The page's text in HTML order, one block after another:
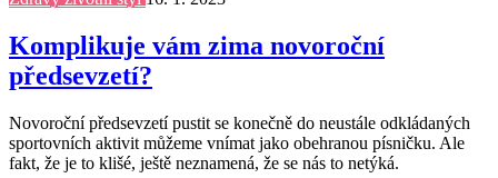
Komplikuje vám zima novoroční
předsevzetí?
Novoroční předsevzetí pustit se konečně do neustále odkládaných
sportovních aktivit můžeme vnímat jako obehranou písničku. Ale
fakt, že je to klišé, ještě neznamená, že se nás to netýká.